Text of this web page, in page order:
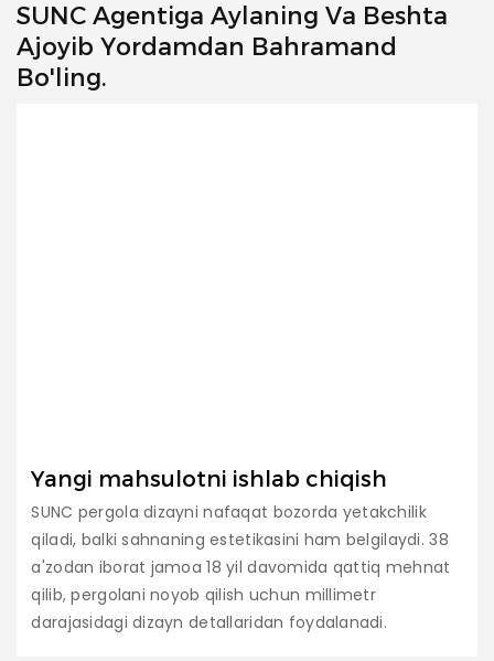
SUNC Agentiga Aylaning Va Beshta
Ajoyib Yordamdan Bahramand
Bo'ling.
Yangi mahsulotni ishlab chiqish
SUNC pergola dizayni nafaqat bozorda yetakchilik
qiladi, balki sahnaning estetikasini ham belgilaydi. 38
a'zodan iborat jamoa 18 yil davomida qattiq mehnat
qilib, pergolani noyob qilish uchun millimetr
darajasidagi dizayn detallaridan foydalanadi.